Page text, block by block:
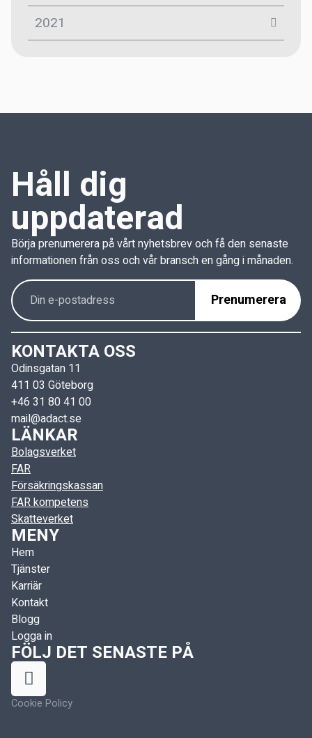
2021
Håll dig
uppdaterad
Börja prenumerera på vårt nyhetsbrev och få den senaste
informationen från oss och vår bransch en gång i månaden.
KONTAKTA OSS
Odinsgatan 11
411 03 Göteborg
+46 31 80 41 00
mail@adact.se
LÄNKAR
Bolagsverket
FAR
Försäkringskassan
FAR kompetens
Skatteverket
MENY
Hem
Tjänster
Karriär
Kontakt
Blogg
Logga in
FÖLJ DET SENASTE PÅ
Cookie Policy